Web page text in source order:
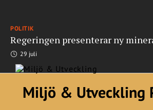
POLITIK
Regeringen presenterar ny
29 juli
Miljö & Utveckling